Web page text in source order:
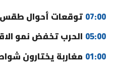
07:00 توقعات أحوال طقس
05:00 الحرب تخفض نمو
01:00 مغاربة يختارون